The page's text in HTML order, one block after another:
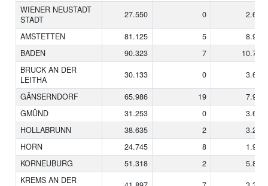
WIENER NEUSTADT
STADT
27.550 0 2.624
AMSTETTEN 81.125 5
8.937
BADEN
90.323 7
10.760
BRUCK AN DER
LEITHA
30.133 0 3.659
GÄNSERNDORF 65.986 19
7.918
GMÜND
31.253 0
3.617
HOLLABRUNN
38.635 2
3.265
HORN
24.745 8
1.939
KORNEUBURG
51.318 2
5.802
KREMS AN DER